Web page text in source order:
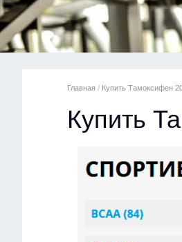
Главная / Купить Тамоксифен
Купить